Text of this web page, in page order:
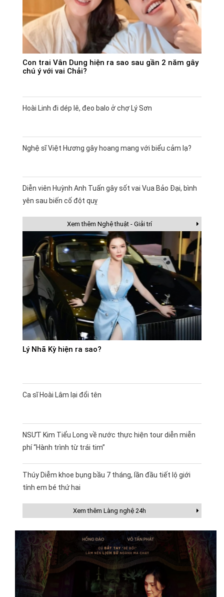
Con trai Vân Dung hiện ra sao sau gần 2 năm gây
chú ý với vai Chải?
Hoài Linh đi dép lê, đeo balo ở chợ Lý Sơn
Nghệ sĩ Việt Hương gây hoang mang với biểu cảm lạ?
Diễn viên Huỳnh Anh Tuấn gây sốt vai Vua Bảo Đại, bình
yên sau biến cố đột quỵ
Xem thêm Nghệ thuật - Giải trí
Lý Nhã Kỳ hiện ra sao?
Ca sĩ Hoài Lâm lại đổi tên
NSƯT Kim Tiểu Long về nước thực hiện tour diễn miễn
phí “Hành trình từ trái tim”
Thúy Diễm khoe bụng bầu 7 tháng, lần đầu tiết lộ giới
tính em bé thứ hai
Xem thêm Làng nghệ 24h